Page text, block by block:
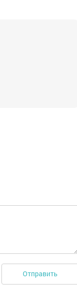
Отправить